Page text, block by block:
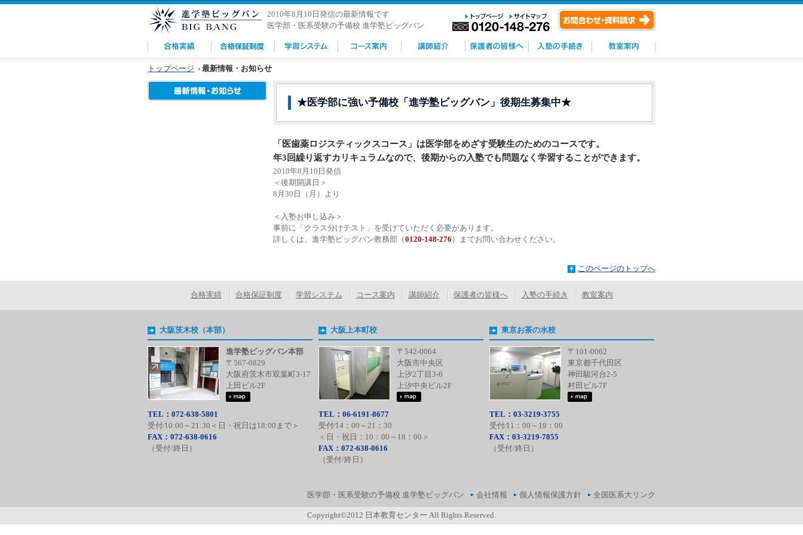
2010年8月10日発信の最新情報です
医学部・医系受験の予備校 進学塾ビッグバン
トップページ › 最新情報・お知らせ
★医学部に強い予備校「進学塾ビッグバン」後期生募集中★
「医歯薬ロジスティックスコース」は医学部をめざす受験生のためのコースです。
年3回繰り返すカリキュラムなので、後期からの入塾でも問題なく学習することができます。
2010年8月10日発信
＜後期開講日＞
8月30日（月）より
＜入塾お申し込み＞
事前に「クラス分けテスト」を受けていただく必要があります。
詳しくは、進学塾ビッグバン教務部（0120-148-276 ）までお問い合わせください。
このページのトップへ
合格実績 合格保証制度 学習システム コース案内 講師紹介 保護者の皆様へ 入塾の手続き 教室案内
大阪茨木校（本部）
進学塾ビッグバン本部
〒567-0829
大阪府茨木市双葉町3-17
上田ビル2F
TEL：072-638-5801
受付⁄10:00～21:30＜日・祝日は18:00まで＞
FAX：072-638-0616
（受付/終日）
大阪上本町校
〒542-0064
大阪市中央区
上汐2丁目3-6
上汐中央ビル2F
TEL：06-6191-8677
受付⁄14：00～21：30
＜日・祝日：10：00～18：00＞
FAX：072-638-0616
（受付/終日）
東京お茶の水校
〒101-0062
東京都千代田区
神田駿河台2-5
村田ビル7F
TEL：03-3219-3755
受付⁄11：00～19：00
FAX：03-3219-7855
（受付/終日）
医学部・医系受験の予備校 進学塾ビッグバン 会社情報 個人情報保護方針 全国医系大リンク
Copyright©2012 日本教育センター All Rights Reserved.